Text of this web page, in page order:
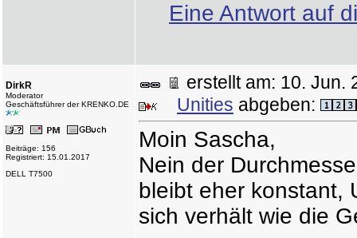
Eine Antwort auf
DirkR
Moderator
Geschäftsführer der KRENKO.DE
Beiträge: 156
Registriert: 15.01.2017
DELL T7500
erstellt am: 10.
Unities abgeben:
Moin Sascha,
Nein der
bleibt eher konstant,
sich verhält wie die